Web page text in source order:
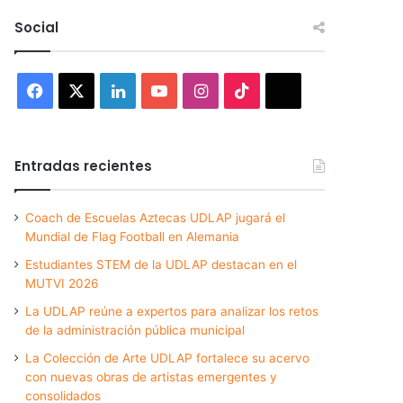
Social
Facebook LinkedInYouTubeInstagram
Entradas recientes
Coach de Escuelas Aztecas UDLAP jugará el
Mundial de Flag Football en Alemania
Estudiantes STEM de la UDLAP destacan en el
MUTVI 2026
La UDLAP reúne a expertos para analizar los retos
de la administración pública municipal
La Colección de Arte UDLAP fortalece su acervo
con nuevas obras de artistas emergentes y
consolidados